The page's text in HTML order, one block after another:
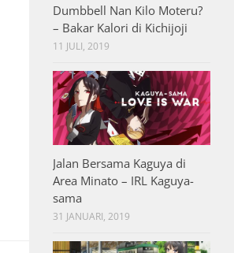
Dumbbell Nan Kilo Moteru?
– Bakar Kalori di Kichijoji
11 JULI, 2019
Jalan Bersama Kaguya di
Area Minato – IRL Kaguya-
sama
31 JANUARI, 2019